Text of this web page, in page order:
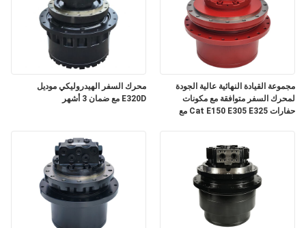
محرك السفر الهيدروليكي موديل
E320D مع ضمان 3 أشهر
مجموعة القيادة النهائية عالية الجودة
لمحرك السفر متوافقة مع مكونات
حفارات Cat E150 E305 E325 مع